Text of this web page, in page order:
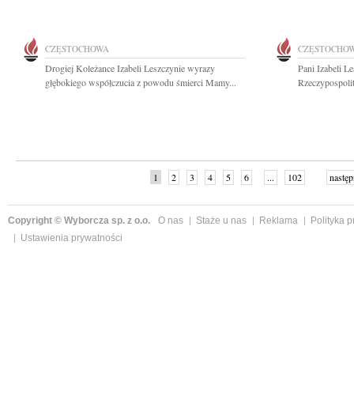
CZĘSTOCHOWA
Drogiej Koleżance Izabeli Leszczynie wyrazy
głębokiego współczucia z powodu śmierci Mamy...
Pani Izabeli
1 2 3 4 5 6 ... 102
Copyright © Wyborcza sp. z o.o. O nas Staże u nas Reklama
Polityka
Ustawienia prywatności